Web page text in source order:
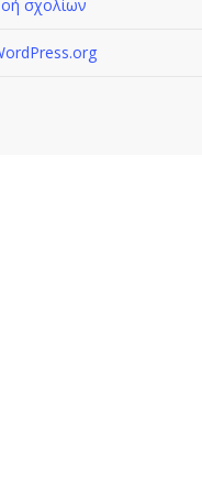
σχολίων